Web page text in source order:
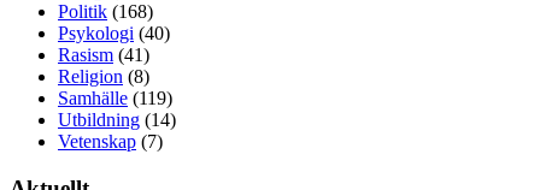
Politik (168)
Psykologi (40)
Rasism (41)
Religion (8)
Samhälle (119)
Utbildning (14)
Vetenskap (7)